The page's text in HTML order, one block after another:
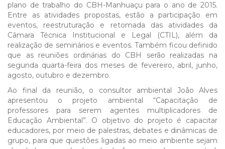
plano de trabalho do CBH-Manhuaçu para o ano de 2015.
Entre as atividades propostas, estão a participação em
eventos, reestruturação e retomada das atividades da
Câmara Técnica Institucional e Legal (CTIL), além da
realização de seminários e eventos. Também ficou definido
que as reuniões ordinárias do CBH serão realizadas na
segunda quarta-feira dos meses de fevereiro, abril, junho,
agosto, outubro e dezembro.
Ao final da reunião, o consultor ambiental João Alves
apresentou o projeto ambiental “Capacitação de
professores para serem agentes multiplicadores de
Educação Ambiental”. O objetivo do projeto é capacitar
educadores, por meio de palestras, debates e dinâmicas de
grupo, para que questões ligadas ao meio ambiente sejam